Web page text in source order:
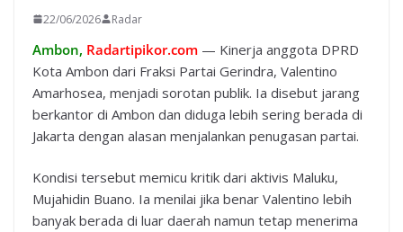
22/06/2026 Radar
Ambon, Radartipikor.com — Kinerja anggota DPRD
Kota Ambon dari Fraksi Partai Gerindra, Valentino
Amarhosea, menjadi sorotan publik. Ia disebut jarang
berkantor di Ambon dan diduga lebih sering berada di
Jakarta dengan alasan menjalankan penugasan partai.
Kondisi tersebut memicu kritik dari aktivis Maluku,
Mujahidin Buano. Ia menilai jika benar Valentino lebih
banyak berada di luar daerah namun tetap menerima